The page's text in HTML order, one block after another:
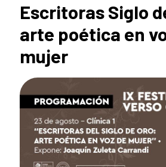
Escritoras Siglo
arte poética en
mujer